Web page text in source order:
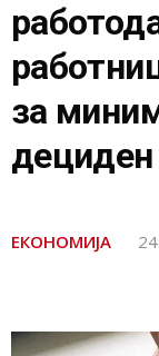
за
ЕКОНОМИЈА